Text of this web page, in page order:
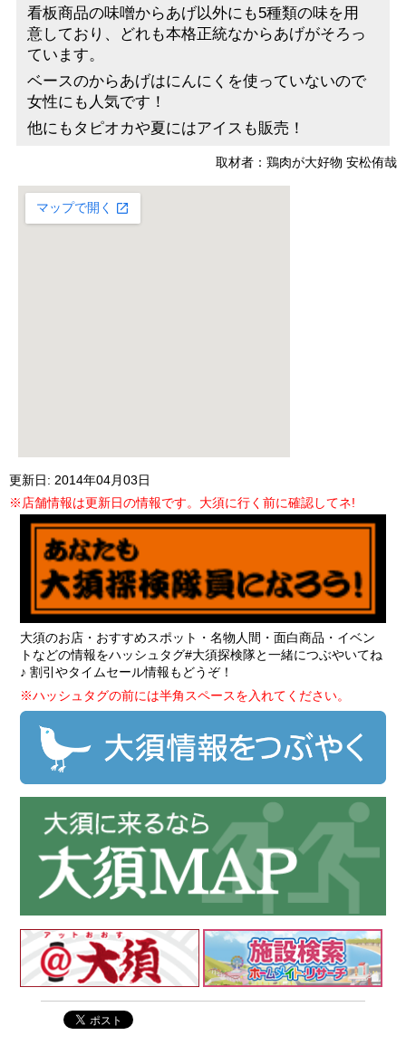
看板商品の味噌からあげ以外にも5種類の味を用
意しており、どれも本格正統なからあげがそろっ
ています。
ベースのからあげはにんにくを使っていないので
女性にも人気です！
他にもタピオカや夏にはアイスも販売！
取材者：鶏肉が大好物 安松侑哉
更新日: 2014年04月03日
※店舗情報は更新日の情報です。大須に行く前に確認してネ!
大須のお店・おすすめスポット・名物人間・面白商品・イベン
トなどの情報をハッシュタグ#大須探検隊と一緒につぶやいてね
♪ 割引やタイムセール情報もどうぞ！
※ハッシュタグの前には半角スペースを入れてください。